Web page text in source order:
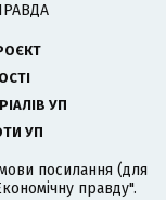
УП
УП
посилання (для
правду".